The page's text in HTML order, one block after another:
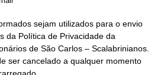
sejam utilizados para o envio
da Política de Privacidade da
de São Carlos – Scalabrinianos.
ser cancelado a qualquer momento